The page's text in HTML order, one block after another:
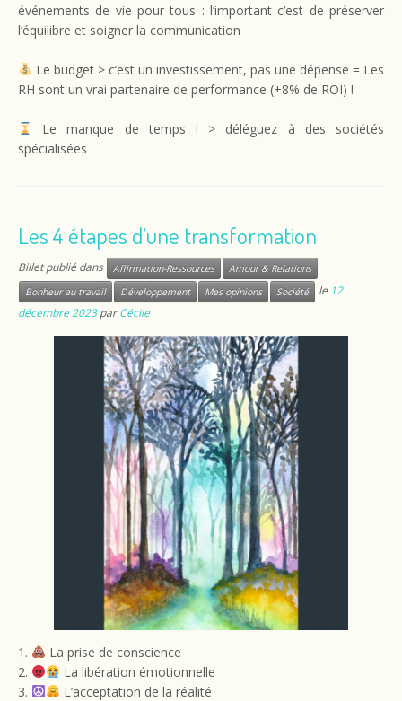
événements de vie pour tous : l’important c’est de préserver
l’équilibre et soigner la communication
Le budget > c’est un investissement, pas une dépense = Les
RH sont un vrai partenaire de performance (+8% de ROI) !
Le manque de temps ! > déléguez à des sociétés
spécialisées
Les 4 étapes d’une transformation
Billet publié dans Affirmation-Ressources
Amour & Relations
Bonheur au travail
Développement Mes opinions Société le 12
décembre 2023 parCécile
1.
La prise de conscience
2.
La libération émotionnelle
3.
L’acceptation de la réalité